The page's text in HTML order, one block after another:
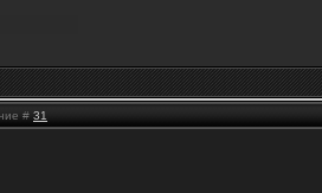
# 31